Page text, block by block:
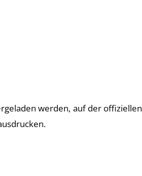
werden, auf der offiziellen